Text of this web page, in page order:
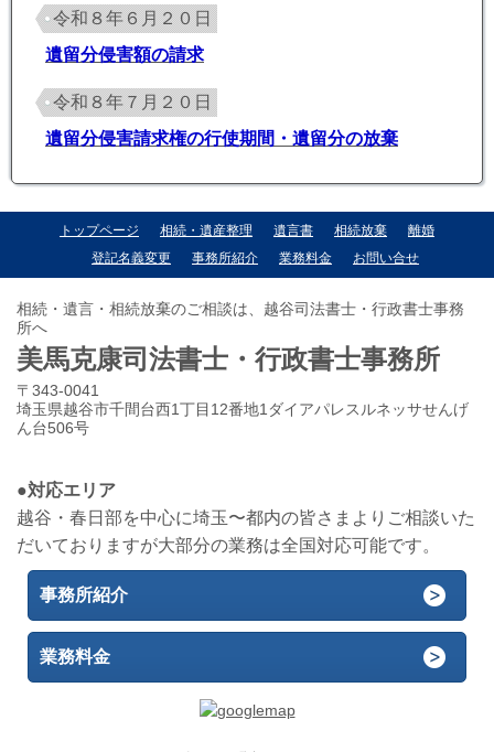
令和８年６月２０日
遺留分侵害額の請求
令和８年７月２０日
遺留分侵害請求権の行使期間・遺留分の放棄
トップページ 相続・遺産整理 遺言書 相続放棄
離婚
登記名義変更
事務所紹介 業務料金 お問い合せ
相続・遺言・相続放棄のご相談は、越谷司法書士・行政書士事務
所へ
美馬克康司法書士・行政書士事務所
〒343-0041
埼玉県越谷市千間台西1丁目12番地1ダイアパレスルネッサせんげ
ん台506号
●対応エリア
越谷・春日部を中心に埼玉〜都内の皆さまよりご相談いた
だいておりますが大部分の業務は全国対応可能です。
事務所紹介
業務料金